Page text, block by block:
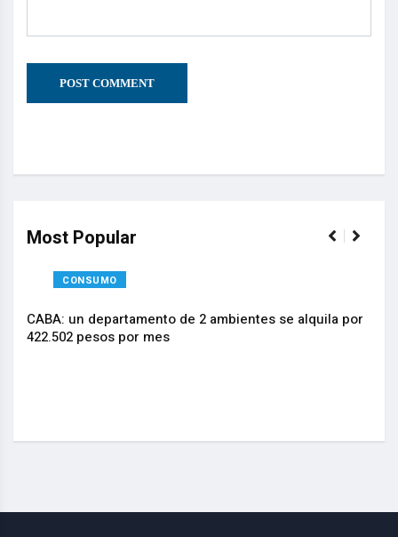
Most Popular
CONSUMO
CABA: un departamento de 2 ambientes se alquila por
422.502 pesos por mes